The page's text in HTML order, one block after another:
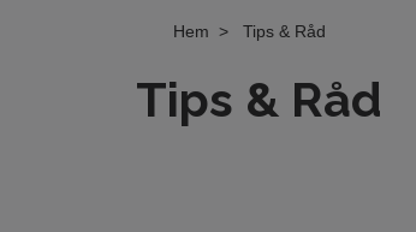
Hem Tips & Råd
Tips & Råd